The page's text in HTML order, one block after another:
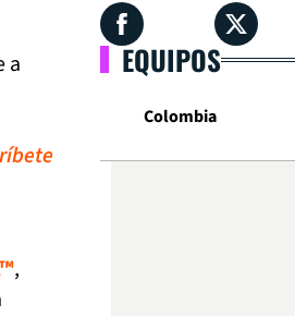
a
,
EQUIPOS
Colombia